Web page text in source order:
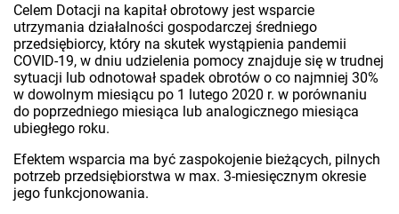
Celem Dotacji na kapitał obrotowy jest wsparcie
utrzymania działalności gospodarczej średniego
przedsiębiorcy, który na skutek wystąpienia pandemii
COVID-19, w dniu udzielenia pomocy znajduje się w trudnej
sytuacji lub odnotował spadek obrotów o co najmniej 30%
w dowolnym miesiącu po 1 lutego 2020 r. w porównaniu
do poprzedniego miesiąca lub analogicznego miesiąca
ubiegłego roku.
Efektem wsparcia ma być zaspokojenie bieżących, pilnych
potrzeb przedsiębiorstwa w max. 3-miesięcznym okresie
jego funkcjonowania.